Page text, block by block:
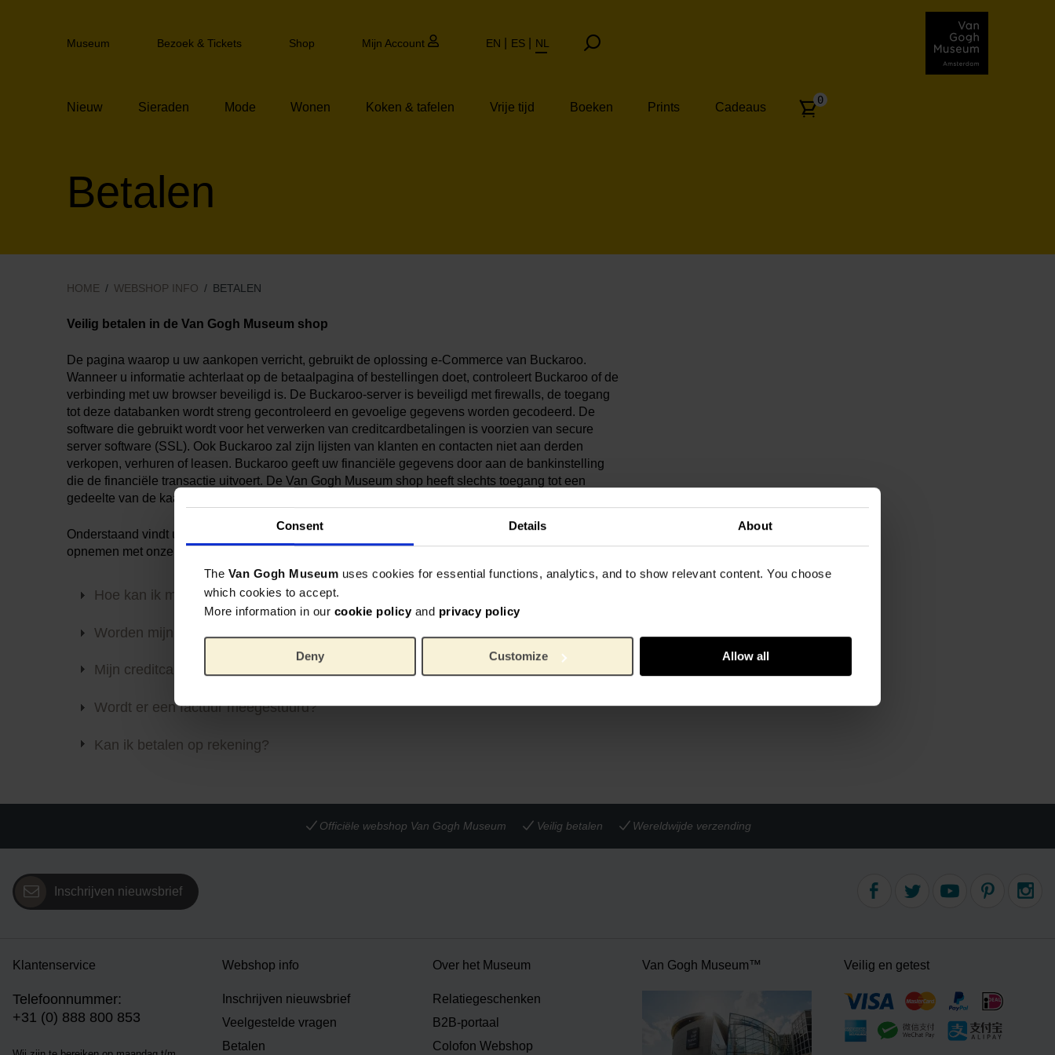
Consent Details About
The Van Gogh Museum uses cookies for essential functions, analytics, and to show relevant content. You choose
which cookies to accept.
More information in our cookie policy and privacy policy
Deny Customize Allow all
Header
Museum Bezoek & Tickets Shop Mijn Account EN ES NL
Nieuw Sieraden Mode Wonen Koken & tafelen Vrije tijd Boeken Prints Cadeaus
Aantal
0
Betalen
HOME WEBSHOP INFO BETALEN
Veilig betalen in de Van Gogh Museum shop
De pagina waarop u uw aankopen verricht, gebruikt de oplossing e-Commerce van Buckaroo.
Wanneer u informatie achterlaat op de betaalpagina of bestellingen doet, controleert Buckaroo of de
verbinding met uw browser beveiligd is. De Buckaroo-server is beveiligd met firewalls, de toegang
tot deze databanken wordt streng gecontroleerd en gevoelige gegevens worden gecodeerd. De
software die gebruikt wordt voor het verwerken van creditcardbetalingen is voorzien van secure
server software (SSL). Ook Buckaroo zal zijn lijsten van klanten en contacten niet aan derden
verkopen, verhuren of leasen. Buckaroo geeft uw financiële gegevens door aan de bankinstelling
die de financiële transactie uitvoert. De Van Gogh Museum shop heeft slechts toegang tot een
gedeelte van de kaartnummers, om de betalingen te kunnen controleren.
Onderstaand vindt u de veelgestelde vragen over betalen. Voor overige vragen kunt u contact
opnemen met onze klantenservice.
Hoe kan ik mijn bestelling betalen?
Worden mijn creditcardgegevens veilig verzonden?
Mijn creditcard wordt niet geaccepteerd, wat kan ik doen?
Wordt er een factuur meegestuurd?
Kan ik betalen op rekening?
Officiële webshop Van Gogh Museum Veilig betalen Wereldwijde verzending
Inschrijven nieuwsbrief
Klantenservice
Telefoonnummer:
+31 (0) 888 800 853
Webshop info
Inschrijven nieuwsbrief
Veelgestelde vragen
Betalen
Over het Museum
Relatiegeschenken
B2B-portaal
Colofon Webshop
Van Gogh Museum™ Veilig en getest